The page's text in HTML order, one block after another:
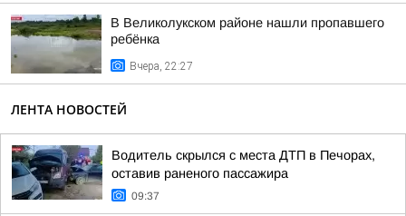
В Великолукском районе нашли пропавшего
ребёнка
Вчера, 22:27
ЛЕНТА НОВОСТЕЙ
Водитель скрылся с места ДТП в Печорах,
оставив раненого пассажира
09:37